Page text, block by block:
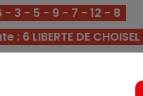
10h00 - 12h00
RDL
- 3 - 5 - 9 - 7 - 12 - 8
6 LIBERTE DE CHOISEL
groupe II n'est pas
rang dans ce